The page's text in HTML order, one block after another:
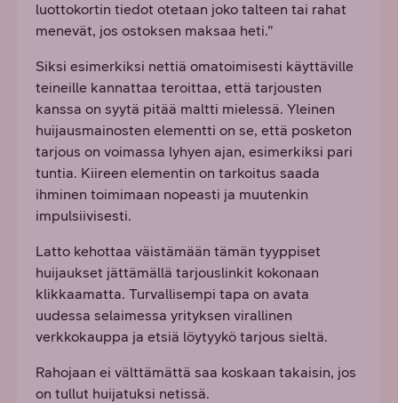
luottokortin tiedot otetaan joko talteen tai rahat
menevät, jos ostoksen maksaa heti.”
Siksi esimerkiksi nettiä omatoimisesti käyttäville
teineille kannattaa teroittaa, että tarjousten
kanssa on syytä pitää maltti mielessä. Yleinen
huijausmainosten elementti on se, että posketon
tarjous on voimassa lyhyen ajan, esimerkiksi pari
tuntia. Kiireen elementin on tarkoitus saada
ihminen toimimaan nopeasti ja muutenkin
impulsiivisesti.
Latto kehottaa väistämään tämän tyyppiset
huijaukset jättämällä tarjouslinkit kokonaan
klikkaamatta. Turvallisempi tapa on avata
uudessa selaimessa yrityksen virallinen
verkkokauppa ja etsiä löytyykö tarjous sieltä.
Rahojaan ei välttämättä saa koskaan takaisin, jos
on tullut huijatuksi netissä.